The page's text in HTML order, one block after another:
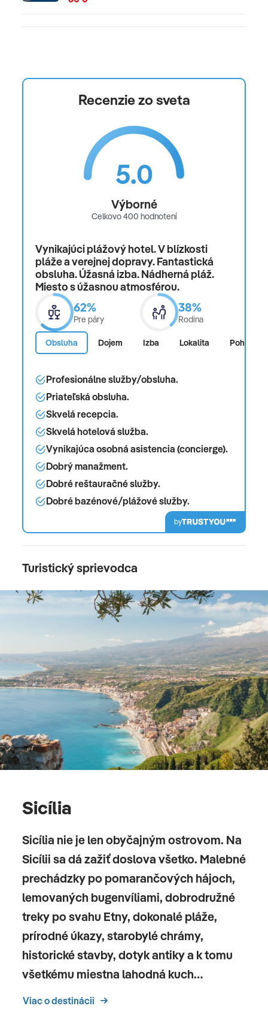
Recenzie zo sveta
5.0
Výborné
Celkovo 400 hodnotení
Vynikajúci plážový hotel. V blízkosti
pláže a verejnej dopravy. Fantastická
obsluha. Úžasná izba. Nádherná pláž.
Miesto s úžasnou atmosférou.
62%
Pre páry
38%
Rodina
Obsluha Dojem Izba Lokalita Pohodlie
Profesionálne služby/obsluha.
Priateľská obsluha.
Skvelá recepcia.
Skvelá hotelová služba.
Vynikajúca osobná asistencia (concierge).
Dobrý manažment.
Dobré reštauračné služby.
Dobré bazénové/plážové služby.
by
Turistický sprievodca
Sicília
Sicília nie je len obyčajným ostrovom. Na
Sicílii sa dá zažiť doslova všetko. Malebné
prechádzky po pomarančových hájoch,
lemovaných bugenvíliami, dobrodružné
treky po svahu Etny, dokonalé pláže,
prírodné úkazy, starobylé chrámy,
historické stavby, dotyk antiky a k tomu
všetkému miestna lahodná kuch…
Viac o destinácii